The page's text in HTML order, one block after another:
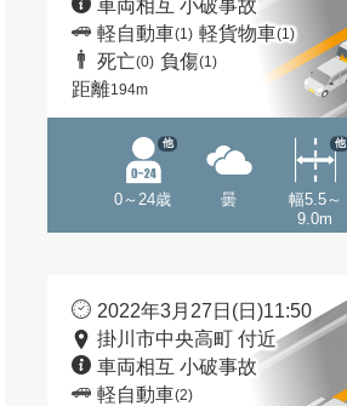
車両相互 小破事故
軽自動車(1) 軽貨物車(1)
死亡(0) 負傷(1)
距離194m
0～24歳
他
曇
幅5.5～
9.0m
他
2022年3月27日(日)11:50
掛川市中央高町 付近
車両相互 小破事故
軽自動車(2)